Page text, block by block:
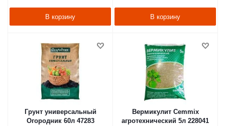
В корзину В корзину
Грунт универсальный
Огородник 60л 47283
Вермикулит Cemmix
агротехнический 5л 228041